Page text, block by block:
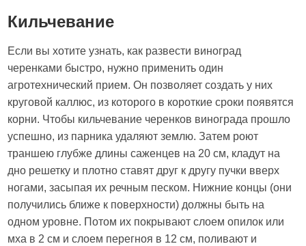
Кильчевание
Если вы хотите узнать, как развести виноград
черенками быстро, нужно применить один
агротехнический прием. Он позволяет создать у них
круговой каллюс, из которого в короткие сроки появятся
корни. Чтобы кильчевание черенков винограда прошло
успешно, из парника удаляют землю. Затем роют
траншею глубже длины саженцев на 20 см, кладут на
дно решетку и плотно ставят друг к другу пучки вверх
ногами, засыпая их речным песком. Нижние концы (они
получились ближе к поверхности) должны быть на
одном уровне. Потом их покрывают слоем опилок или
мха в 2 см и слоем перегноя в 12 см, поливают и